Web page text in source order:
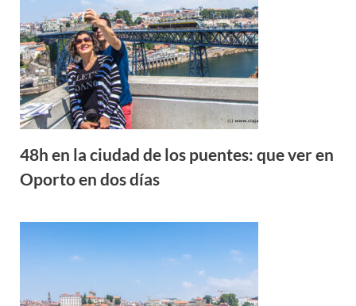
48h en la ciudad de los puentes: que ver en
Oporto en dos días